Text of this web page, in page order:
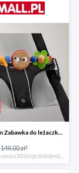
Babybjörn Zabawka do leżaczka Balance
149.00 zł*
*najniższa cena z 30 dni przed obniżką